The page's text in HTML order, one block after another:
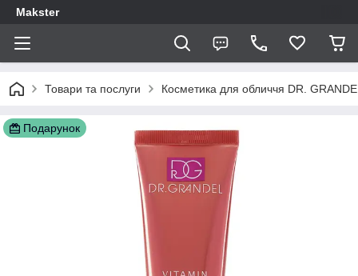
Makster
Товари та послуги Косметика для обличчя DR.
Подарунок